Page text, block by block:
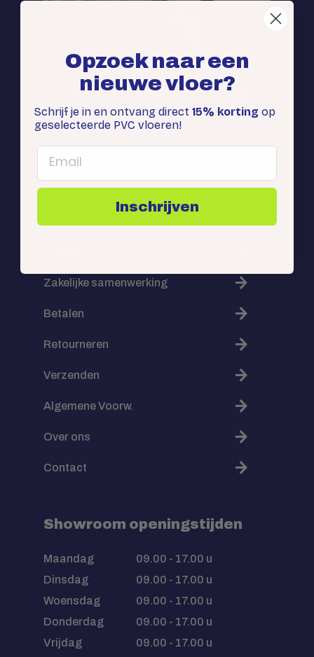
Stel direct je vraag:
Whatsapp ons
Service & Contact
Zakelijke samenwerking
Betalen
Retourneren
Verzenden
Algemene Voorw.
Over ons
Contact
Showroom openingstijden
Maandag
09.00 - 17.00 u
Dinsdag
09.00 - 17.00 u
Woensdag
09.00 - 17.00 u
Donderdag
09.00 - 17.00 u
Vrijdag
09.00 - 17.00 u
Opzoek naar een
nieuwe vloer?
Schrijf je in en ontvang direct 15% korting op
geselecteerde PVC vloeren!
Email
Inschrijven